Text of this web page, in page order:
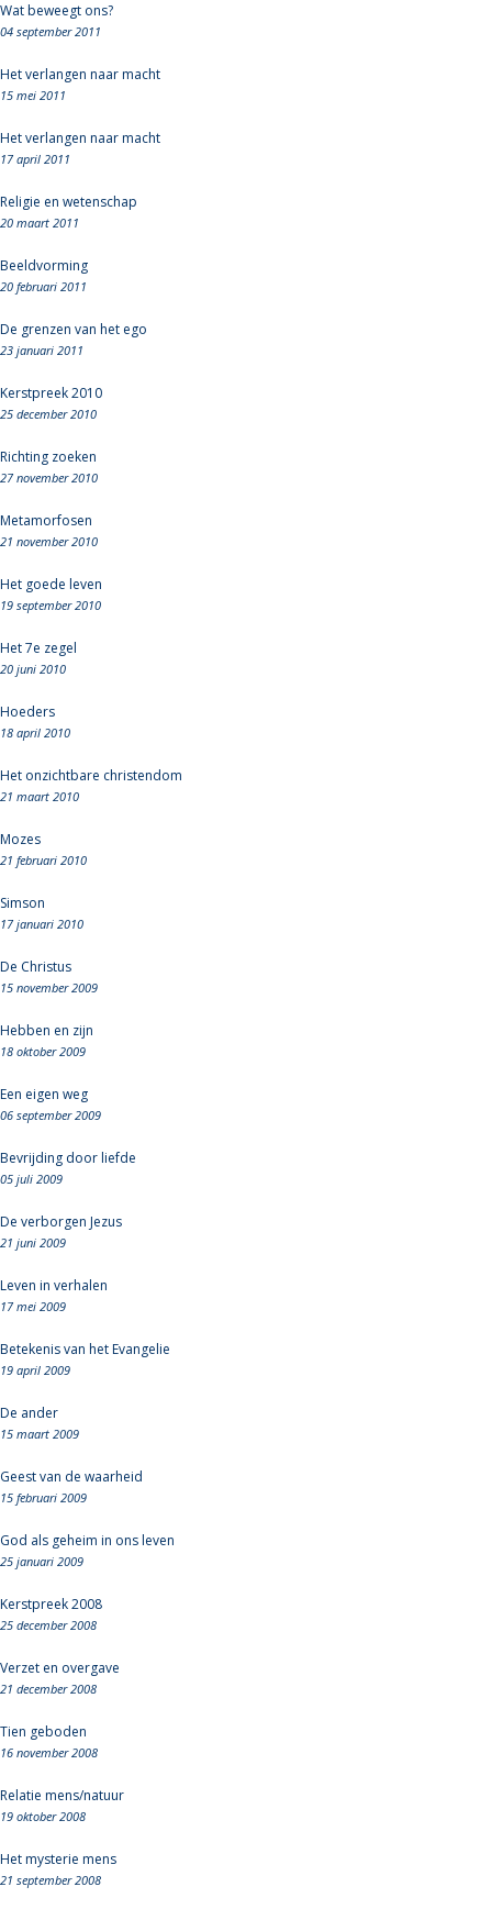
Wat beweegt ons?
04 september 2011
Het verlangen naar macht
15 mei 2011
Het verlangen naar macht
17 april 2011
Religie en wetenschap
20 maart 2011
Beeldvorming
20 februari 2011
De grenzen van het ego
23 januari 2011
Kerstpreek 2010
25 december 2010
Richting zoeken
27 november 2010
Metamorfosen
21 november 2010
Het goede leven
19 september 2010
Het 7e zegel
20 juni 2010
Hoeders
18 april 2010
Het onzichtbare christendom
21 maart 2010
Mozes
21 februari 2010
Simson
17 januari 2010
De Christus
15 november 2009
Hebben en zijn
18 oktober 2009
Een eigen weg
06 september 2009
Bevrijding door liefde
05 juli 2009
De verborgen Jezus
21 juni 2009
Leven in verhalen
17 mei 2009
Betekenis van het Evangelie
19 april 2009
De ander
15 maart 2009
Geest van de waarheid
15 februari 2009
God als geheim in ons leven
25 januari 2009
Kerstpreek 2008
25 december 2008
Verzet en overgave
21 december 2008
Tien geboden
16 november 2008
Relatie mens/natuur
19 oktober 2008
Het mysterie mens
21 september 2008